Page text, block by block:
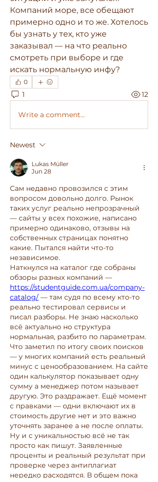
Компаний море, все обещают
примерно одно и то же. Хотелось
бы узнать у тех, кто уже
заказывал — на что реально
смотреть при выборе и где
искать нормальную инфу?
0
1 12
Write a comment...
Newest
Lukas Müller
Jun 28
Сам недавно провозился с этим
вопросом довольно долго. Рынок
таких услуг реально непрозрачный
— сайты у всех похожие, написано
примерно одинаково, отзывы на
собственных страницах понятно
какие. Пытался найти что-то
независимое.
Наткнулся на каталог где собраны
https://studentguide.com.ua/company-
catalog/ — там судя по всему кто-то
реально тестировал сервисы и
писал разборы. Не знаю насколько
всё актуально но структура
нормальная, разбито по параметрам.
Что заметил по итогу своих поисков
— у многих компаний есть реальный
минус с ценообразованием. На сайте
один калькулятор показывает одну
сумму а менеджер потом называет
другую. Это раздражает. Ещё момент
с правками — одни включают их в
стоимость другие нет и это важно
уточнять заранее а не после оплаты.
Ну и с уникальностью всё не так
просто как пишут. Заявленные
проценты и реальный результат при
проверке через антиплагиат
нередко расходятся. В общем пока